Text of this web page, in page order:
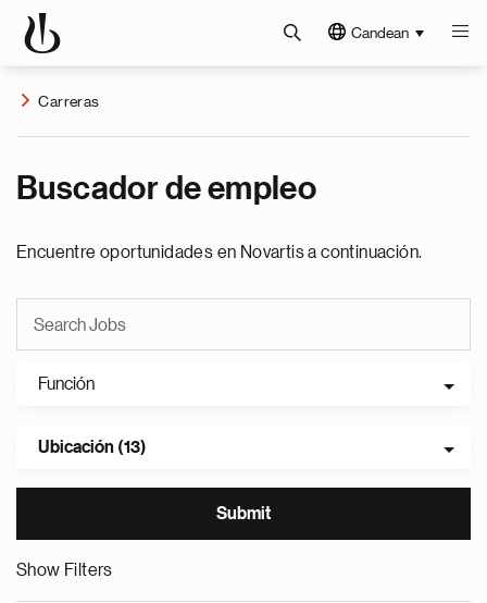
Candean
Carreras
Buscador de empleo
Encuentre oportunidades en Novartis a continuación.
Función
Ubicación (13)
Show Filters